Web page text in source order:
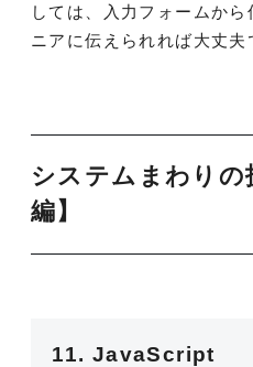
しては、入力フォームか
ニアに伝えられれば大丈夫
システムまわりの
編】
11. JavaScript